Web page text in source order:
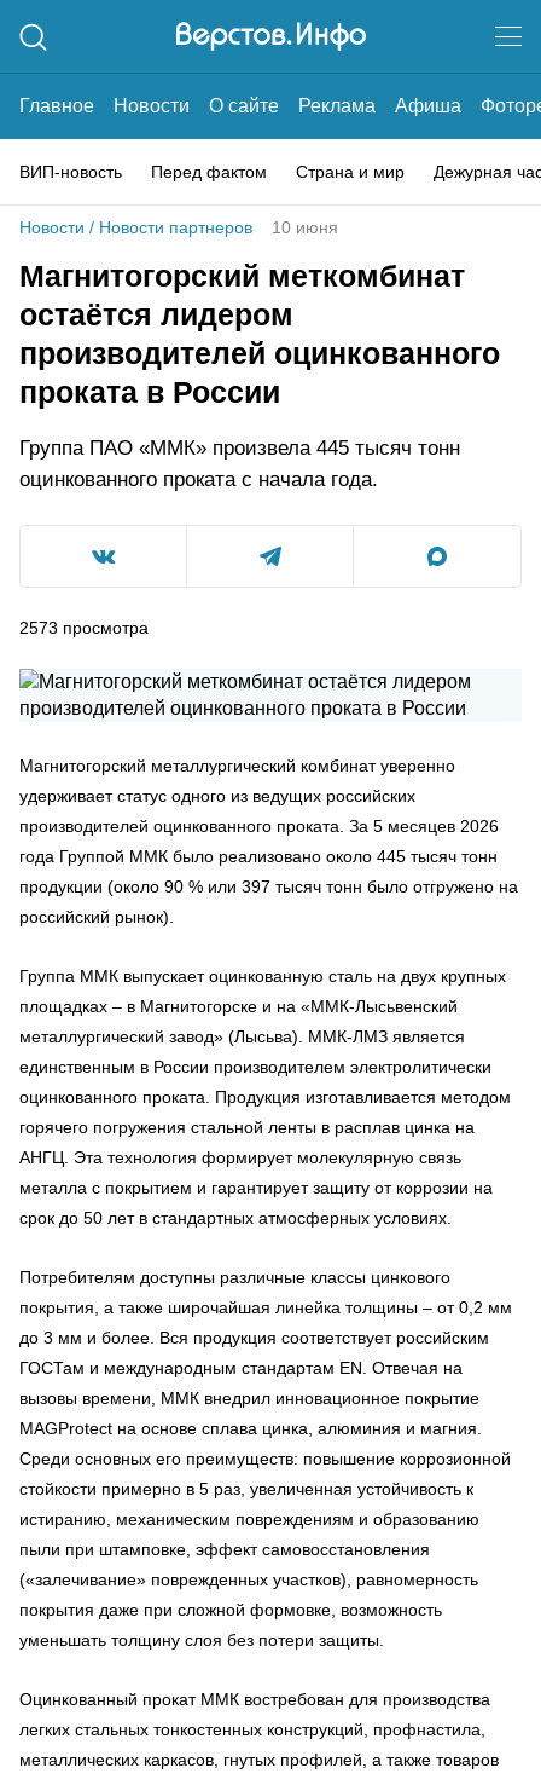
Главное Новости О сайте Реклама Афиша
ВИП-новость Перед фактом Страна и мир Дежурная
Новости / Новости партнеров 10 июня
Магнитогорский меткомбинат
остаётся лидером
производителей оцинкованного
проката в России
Группа ПАО «ММК» произвела 445 тысяч тонн
оцинкованного проката с начала года.
2573 просмотра
Магнитогорский металлургический комбинат уверенно
удерживает статус одного из ведущих российских
производителей оцинкованного проката. За 5 месяцев 2026
года Группой ММК было реализовано около 445 тысяч тонн
продукции (около 90 % или 397 тысяч тонн было отгружено на
российский рынок).
Группа ММК выпускает оцинкованную сталь на двух крупных
площадках – в Магнитогорске и на «ММК-Лысьвенский
металлургический завод» (Лысьва). ММК-ЛМЗ является
единственным в России производителем электролитически
оцинкованного проката. Продукция изготавливается методом
горячего погружения стальной ленты в расплав цинка на
АНГЦ. Эта технология формирует молекулярную связь
металла с покрытием и гарантирует защиту от коррозии на
срок до 50 лет в стандартных атмосферных условиях.
Потребителям доступны различные классы цинкового
покрытия, а также широчайшая линейка толщины – от 0,2 мм
до 3 мм и более. Вся продукция соответствует российским
ГОСТам и международным стандартам EN. Отвечая на
вызовы времени, ММК внедрил инновационное покрытие
MAGProtect на основе сплава цинка, алюминия и магния.
Среди основных его преимуществ: повышение коррозионной
стойкости примерно в 5 раз, увеличенная устойчивость к
истиранию, механическим повреждениям и образованию
пыли при штамповке, эффект самовосстановления
(«залечивание» поврежденных участков), равномерность
покрытия даже при сложной формовке, возможность
уменьшать толщину слоя без потери защиты.
Оцинкованный прокат ММК востребован для производства
легких стальных тонкостенных конструкций, профнастила,
металлических каркасов, гнутых профилей, а также товаров